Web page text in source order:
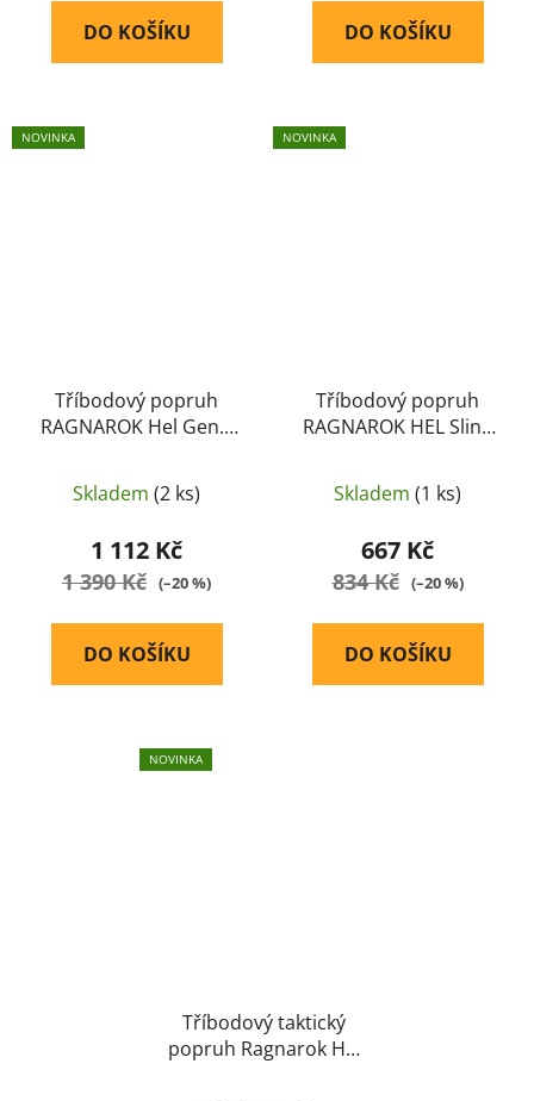
DO KOŠÍKU DO KOŠÍKU
NOVINKA
Tříbodový popruh
RAGNAROK Hel Gen.II
Skladem (2 ks)
1 112 Kč
1 390 Kč (–20 %)
DO KOŠÍKU
NOVINKA
Tříbodový popruh
RAGNAROK HEL Sling
Skladem (1 ks)
667 Kč
834 Kč (–20 %)
DO KOŠÍKU
NOVINKA
Tříbodový taktický
popruh Ragnarok Hel